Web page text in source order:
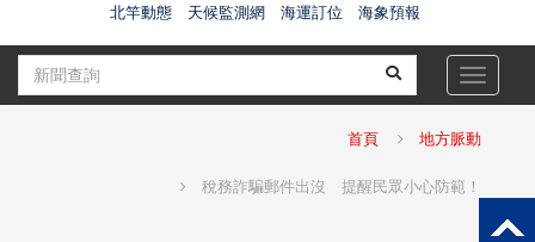
北竿動態
天候監測網 海運訂位 海象預報
Toggle
首頁 地方脈動
稅務詐騙郵件出沒 提醒民眾小心防範！